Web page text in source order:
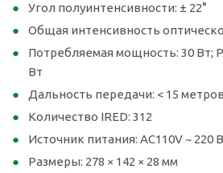
Угол полуинтенсивности: ± 22°
Общая интенсивность
Потребляемая мощность: 30 Вт;
Вт
Дальность передачи: < 15
Количество IRED: 312
Источник питания: AC110V ~ 220
Размеры: 278 × 142 × 28 мм